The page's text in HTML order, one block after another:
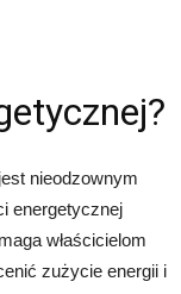
nieodzownym
energetycznej
właścicielom
zużycie energii i